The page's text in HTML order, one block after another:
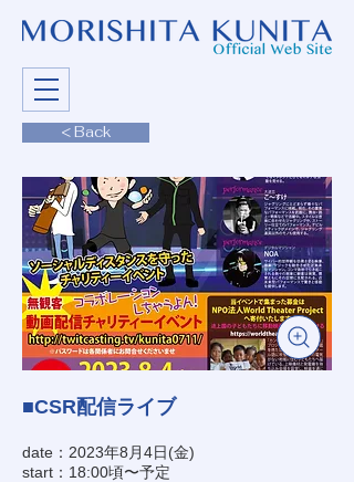
< Back
■CSR配信ライブ
date：2023年8月4日(金)
start：18:00頃〜予定